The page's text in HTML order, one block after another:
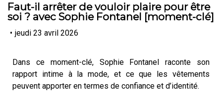
Faut-il arrêter de vouloir plaire pour être
soi ? avec Sophie Fontanel [moment-clé]
• jeudi 23 avril 2026
Dans ce moment-clé, Sophie Fontanel raconte son
rapport intime à la mode, et ce que les vêtements
peuvent apporter en termes de confiance et d’identité.